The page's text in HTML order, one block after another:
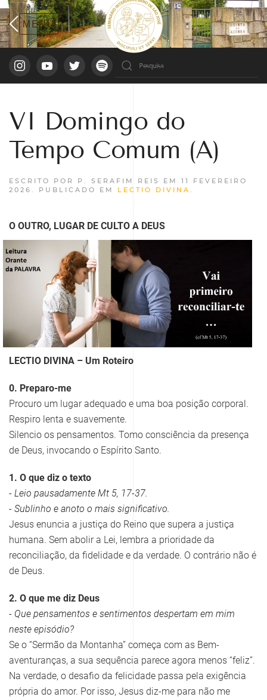
VI Domingo do
Tempo Comum (A)
ESCRITO POR P. SERAFIM REIS EM 11 FEVEREIRO
2026 . PUBLICADO EM LECTIO DIVINA .
O OUTRO, LUGAR DE CULTO A DEUS
LECTIO DIVINA – Um Roteiro
0. Preparo-me
Procuro um lugar adequado e uma boa posição corporal.
Respiro lenta e suavemente.
Silencio os pensamentos. Tomo consciência da presença
de Deus, invocando o Espírito Santo.
1. O que diz o texto
- Leio pausadamente Mt 5, 17-37.
- Sublinho e anoto o mais significativo.
Jesus enuncia a justiça do Reino que supera a justiça
humana. Sem abolir a Lei, lembra a prioridade da
reconciliação, da fidelidade e da verdade. O contrário não é
de Deus.
2. O que me diz Deus
- Que pensamentos e sentimentos despertam em mim
neste episódio?
Se o “Sermão da Montanha” começa com as Bem-
aventuranças, a sua sequência parece agora menos “feliz”.
Na verdade, o desafio da felicidade passa pela exigência
própria do amor. Por isso, Jesus diz-me para não me